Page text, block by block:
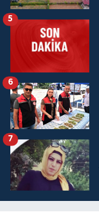
5
6
7